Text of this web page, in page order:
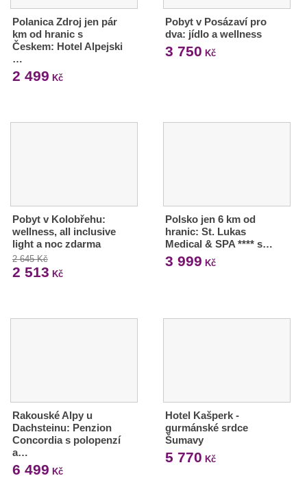
Polanica Zdroj jen pár
km od hranic s
Českem: Hotel Alpejski
…
2 499 Kč
Pobyt v Posázaví pro
dva: jídlo a wellness
3 750 Kč
Pobyt v Kolobřehu:
wellness, all inclusive
light a noc zdarma
2 645 Kč
2 513 Kč
Polsko jen 6 km od
hranic: St. Lukas
Medical & SPA **** s…
3 999 Kč
Rakouské Alpy u
Dachsteinu: Penzion
Concordia s polopenzí
a…
6 499 Kč
Hotel Kašperk -
gurmánské srdce
Šumavy
5 770 Kč